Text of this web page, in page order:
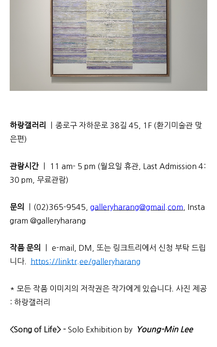
하랑갤러리
ㅣ종로구 자하문로 38길 45, 1F (환기미술관 맞
은편)
관람시간
ㅣ 11 am- 5 pm (월요일 휴관, Last Admission 4:
30 pm, 무료관람)
문의 ㅣ(02)365-9545, galleryharang@gmail.com
Insta
gram @galleryharang
작품 문의
ㅣ e-mail, DM, 또는 링크트리에서 신청 부탁 드립
니다.
https://linktr.ee/galleryharang
* 모든 작품 이미지의 저작권은 작가에게 있습니다. 사진 제공
: 하랑갤러리
<Song of Life> - Solo Exhibition by Young-Min Lee